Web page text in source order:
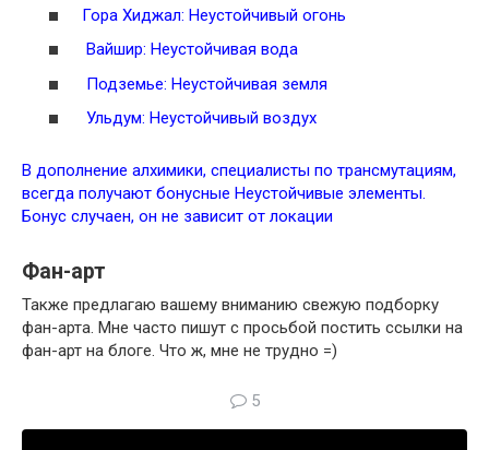
Гора Хиджал: Неустойчивый огонь
Вайшир: Неустойчивая вода
Подземье: Неустойчивая земля
Ульдум: Неустойчивый воздух
В дополнение алхимики, специалисты по трансмутациям,
всегда получают бонусные Неустойчивые элементы.
Бонус случаен, он не зависит от локации
Фан-арт
Также предлагаю вашему вниманию свежую подборку
фан-арта. Мне часто пишут с просьбой постить ссылки на
фан-арт на блоге. Что ж, мне не трудно =)
5